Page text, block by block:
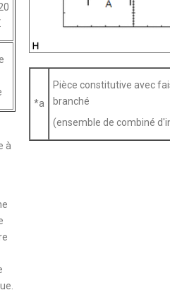
à
*a
Pièce constitutive avec
branché
(ensemble de combiné